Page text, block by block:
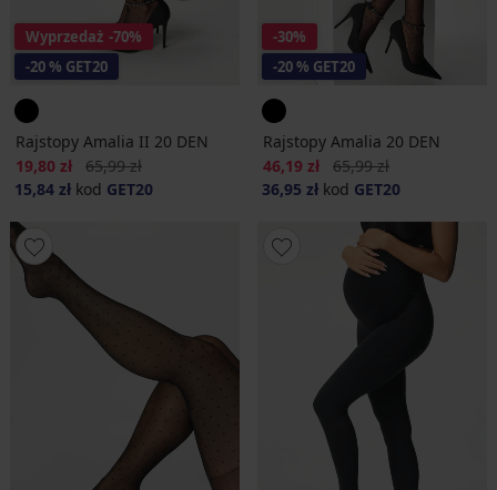
Wyprzedaż -70%
-20 % GET20
Rajstopy Amalia II 20 DEN
Zniżka
19,80 zł Pierwotna cena
65,99 zł
15,84 zł kod GET20
-30%
-20 % GET20
Rajstopy Amalia 20 DEN
Zniżka
46,19 zł Pierwotna cena
65,99 zł
36,95 zł kod GET20